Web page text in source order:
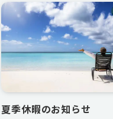
夏季休暇のお知らせ